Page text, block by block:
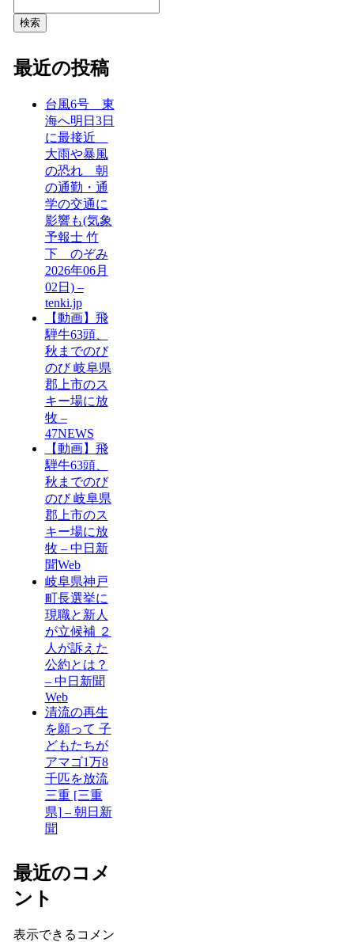
検索
最近の投稿
台風6号 東
海へ明日3日
に最接近
大雨や暴風
の恐れ 朝
の通勤・通
学の交通に
影響も(気象
予報士 竹
下 のぞみ
2026年06月
02日) –
tenki.jp
【動画】飛
騨牛63頭、
秋までのび
のび 岐阜県
郡上市のス
キー場に放
牧 –
47NEWS
【動画】飛
騨牛63頭、
秋までのび
のび 岐阜県
郡上市のス
キー場に放
牧 – 中日新
聞Web
岐阜県神戸
町長選挙に
現職と新人
が立候補 ２
人が訴えた
公約とは？
– 中日新聞
Web
清流の再生
を願って 子
どもたちが
アマゴ1万8
千匹を放流
三重 [三重
県] – 朝日新
聞
最近のコメ
ント
表示できるコメン